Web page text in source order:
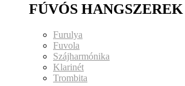
FÚVÓS HANGSZEREK
Furulya
Fuvola
Szájharmónika
Klarinét
Trombita